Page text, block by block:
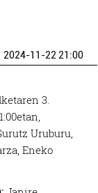
2024-11-22 21:00
3.
Uruburu,
Eneko